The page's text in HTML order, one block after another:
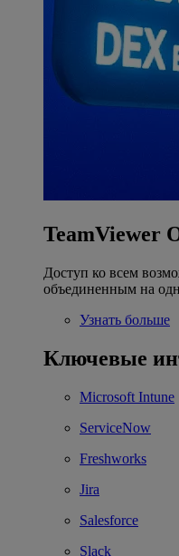
TeamViewer
Доступ ко всем
объединенным на
Узнать больше
Ключевые
Microsoft Intune
ServiceNow
Freshworks
Jira
Salesforce
Slack